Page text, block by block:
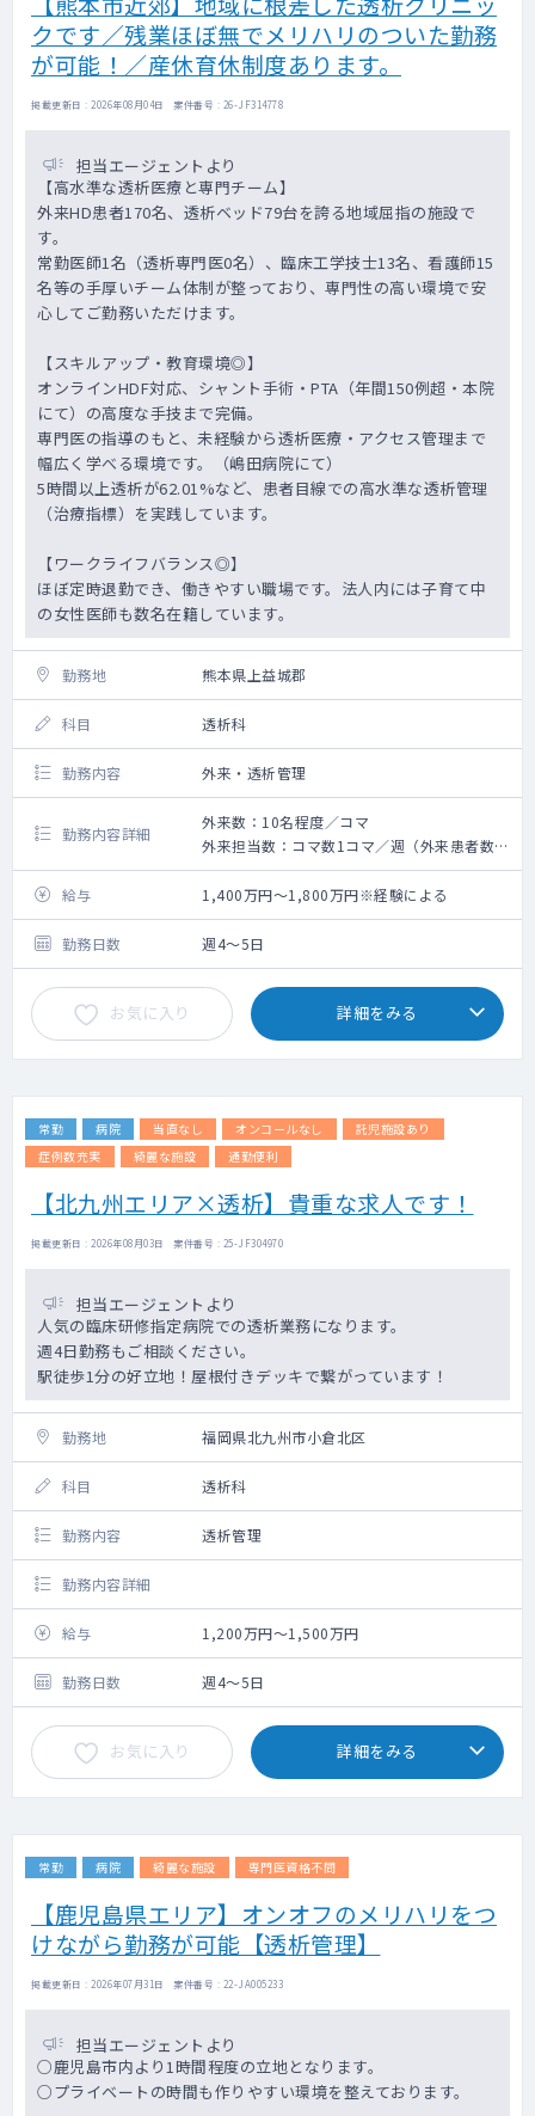
・各種書類作成（主治医意見書、各種診断書
等）
・院内会議、委員会出席
会議 運営会議 第3金曜日17:00～17:30
医事薬事審議会 第3木曜日13:00～
会 第2木曜日17:00～17:30
診療録管理委員会 第3金曜日
17:30～15分程度
談についての判定 等）
クです／残業ほぼ無でメリハリのついた勤務
が可能！／産休育休制度あります。
掲載更新日 : 2026年08月04日 案件番号 : 26-JF314778
担当エージェントより
【高水準な透析医療と専門チーム】
外来HD患者170名、透析ベッド79台を誇る地域屈指の施設で
す。
常勤医師1名（透析専門医0名）、臨床工学技士13名、看護師15
名等の手厚いチーム体制が整っており、専門性の高い環境で安
心してご勤務いただけます。
【スキルアップ・教育環境◎】
オンラインHDF対応、シャント手術・PTA（年間150例超・本院
にて）の高度な手技まで完備。
専門医の指導のもと、未経験から透析医療・アクセス管理まで
幅広く学べる環境です。（嶋田病院にて）
5時間以上透析が62.01%など、患者目線での高水準な透析管理
（治療指標）を実践しています。
【ワークライフバランス◎】
ほぼ定時退勤でき、働きやすい職場です。法人内には子育て中
の女性医師も数名在籍しています。
勤務地 熊本県上益城郡
科目 透析科
勤務内容 外来・透析管理
勤務内容詳細
外来数：10名程度／コマ
外来担当数：コマ数1コマ／週（外来患者数：
約10名／コマ）
透析管理 ：外来HD患者数170、主治医制 ／
透析ベッド数79台／オンラインHDF、一部曜
日準夜透析あり）
給与 1,400万円～1,800万円※経験による
勤務日数 週4～5日
お気に入り 詳細をみる
常勤 病院 当直なし オンコールなし
託児施設あり
症例数充実
綺麗な施設 通勤便利
【北九州エリア×透析】貴重な求人です！
掲載更新日 : 2026年08月03日 案件番号 : 25-JF304970
担当エージェントより
人気の臨床研修指定病院での透析業務になります。
週4日勤務もご相談ください。
駅徒歩1分の好立地！屋根付きデッキで繋がっています！
勤務地 福岡県北九州市小倉北区
科目 透析科
勤務内容 透析管理
勤務内容詳細
給与 1,200万円～1,500万円
勤務日数 週4～5日
お気に入り 詳細をみる
常勤 病院 綺麗な施設 専門医資格不問
【鹿児島県エリア】オンオフのメリハリをつ
けながら勤務が可能【透析管理】
掲載更新日 : 2026年07月31日 案件番号 : 22-JA005233
担当エージェントより
○鹿児島市内より1時間程度の立地となります。
○プライベートの時間も作りやすい環境を整えております。